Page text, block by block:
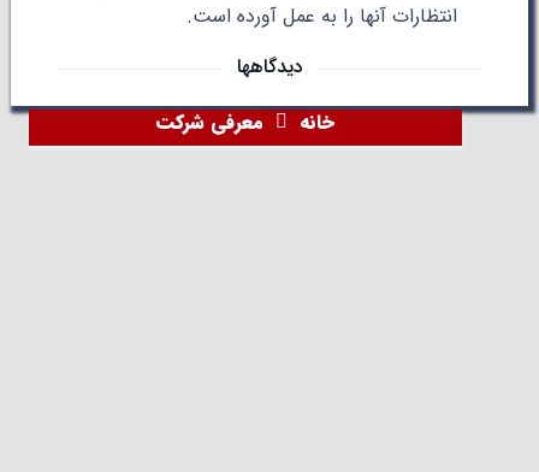
انتظارات آنها را به عمل آورده است.
دیدگاهها
خانه
معرفی شرکت